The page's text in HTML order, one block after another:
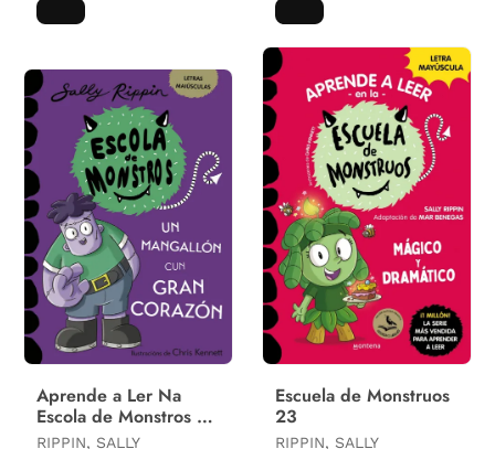
Aprende a Ler Na
Escola de Monstros 9.
Un Mangallón Cun
RIPPIN, SALLY
Escuela de Monstruos
23
RIPPIN, SALLY